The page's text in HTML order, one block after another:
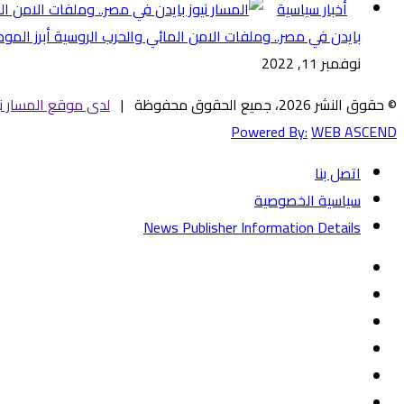
أخبار سياسية
بايدن في مصر.. وملفات الامن المائي والحرب الروسية أبرز
نوفمبر 11, 2022
© حقوق النشر 2026، جميع الحقوق محفوظة |
لدى موقع المسار
Powered By:WEB ASCEND
اتصل بنا
سياسية الخصوصية
News Publisher Information Details